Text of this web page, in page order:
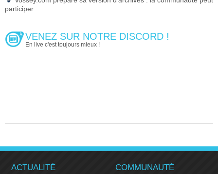
participer
VENEZ SUR NOTRE DISCORD !
En live c'est toujours mieux !
ACTUALITÉ COMMUNAUTÉ